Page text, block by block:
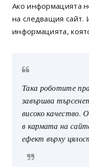
Ако информацията
на следващия сайт.
информацията,
Така роботите
завършва
високо качество.
в кармата на
ефект върху